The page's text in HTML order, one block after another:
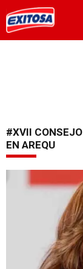
#XVII
EN AREQU